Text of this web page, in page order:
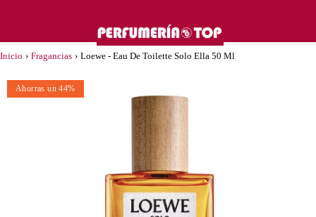
Inicio › Fragancias › Loewe - Eau De Toilette Solo Ella 50 Ml
Ahorras un 44%